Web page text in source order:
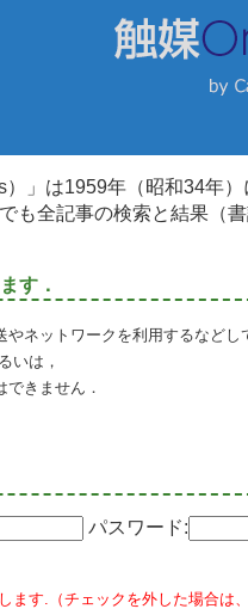
）」は1959年（昭和34年
も全記事の検索と結果（
す．
やネットワークを利用するなど
いは，
きません．
パスワード:
ます.（チェックを外した場合は